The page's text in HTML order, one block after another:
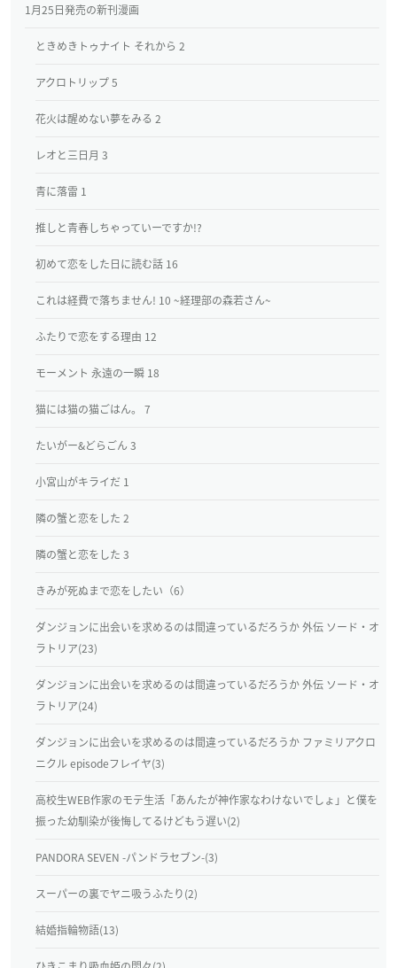
1月25日発売の新刊漫画
ときめきトゥナイト それから 2
アクロトリップ 5
花火は醒めない夢をみる 2
レオと三日月 3
青に落雷 1
推しと青春しちゃっていーですか!?
初めて恋をした日に読む話 16
これは経費で落ちません! 10 ~経理部の森若さん~
ふたりで恋をする理由 12
モーメント 永遠の一瞬 18
猫には猫の猫ごはん。 7
たいがー&どらごん 3
小宮山がキライだ 1
隣の蟹と恋をした 2
隣の蟹と恋をした 3
きみが死ぬまで恋をしたい（6）
ダンジョンに出会いを求めるのは間違っているだろうか 外伝 ソード・オ
ラトリア(23)
ダンジョンに出会いを求めるのは間違っているだろうか 外伝 ソード・オ
ラトリア(24)
ダンジョンに出会いを求めるのは間違っているだろうか ファミリアクロ
ニクル episodeフレイヤ(3)
高校生WEB作家のモテ生活「あんたが神作家なわけないでしょ」と僕を
振った幼馴染が後悔してるけどもう遅い(2)
PANDORA SEVEN -パンドラセブン-(3)
スーパーの裏でヤニ吸うふたり(2)
結婚指輪物語(13)